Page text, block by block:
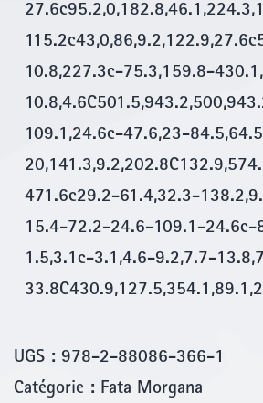
10.8,227.3c-75.3,159.8-
109.1,24.6c-47.6,23-
471.6c29.2-61.4,32.3-
15.4-72.2-24.6-109.1-24.6c-
1.5,3.1c-3.1,4.6-9.2,7.7-
UGS : 978-2-88086-366-1
Catégorie : Fata Morgana